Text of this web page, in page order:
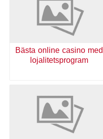
Bästa online casino med
lojalitetsprogram